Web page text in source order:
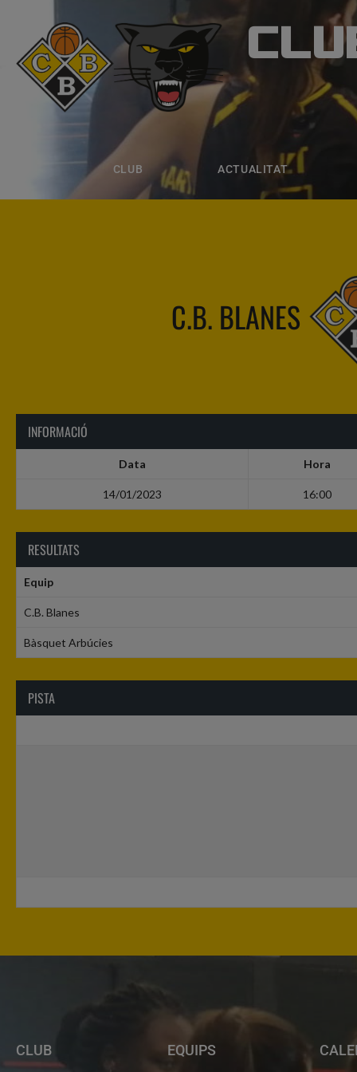
CLUB ACTUALITAT
CLUB
ACTUALITAT
C.B. BLANES
INFORMACIÓ
Data Hora
14/01/2023 16:00
RESULTATS
Equip
C.B. Blanes
Bàsquet Arbúcies
PISTA
CLUB EQUIPS